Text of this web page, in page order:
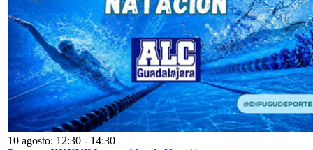
10 agosto: 12:30 - 14:30